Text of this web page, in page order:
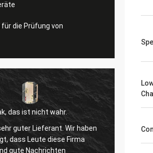
die Prüfung von
das ist nicht wahr.
guter Lieferant. Wir haben
dass Leute diese Firma
gute Nachrichten
Ich